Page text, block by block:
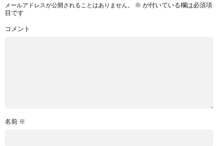
メールアドレスが公開されることはありません。 ※ が付いている欄は必須項
目です
コメント
名前 ※